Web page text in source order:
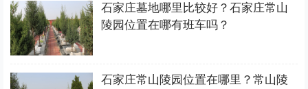
石家庄墓地哪里比较好？石家庄常山
陵园位置在哪有班车吗？
石家庄常山陵园位置在哪里？常山陵